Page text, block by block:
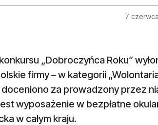
7
„Dobroczyńca Roku”
firmy – w kategorii
doceniono za prowadzony przez
wyposażenie w bezpłatne
w całym kraju.